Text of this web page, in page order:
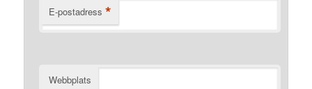
E-postadress *
Webbplats